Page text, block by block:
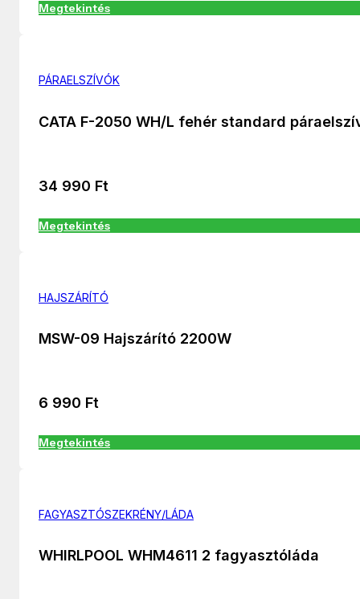
Megtekintés
PÁRAELSZÍVÓK
CATA F-2050 WH/L fehér standard
34 990 Ft
Megtekintés
HAJSZÁRÍTÓ
MSW-09 Hajszárító 2200W
6 990 Ft
Megtekintés
FAGYASZTÓSZEKRÉNY/LÁDA
WHIRLPOOL WHM4611 2 fagyasztóláda